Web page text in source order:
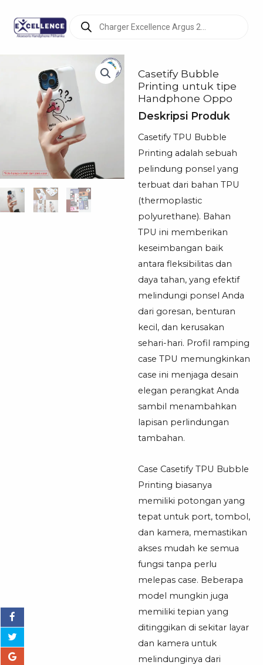
search
Casetify Bubble
Printing untuk tipe
Handphone Oppo
Deskripsi Produk
Casetify TPU Bubble
Printing adalah sebuah
pelindung ponsel yang
terbuat dari bahan TPU
(thermoplastic
polyurethane). Bahan
TPU ini memberikan
keseimbangan baik
antara fleksibilitas dan
daya tahan, yang efektif
melindungi ponsel Anda
dari goresan, benturan
kecil, dan kerusakan
sehari-hari. Profil ramping
case TPU memungkinkan
case ini menjaga desain
elegan perangkat Anda
sambil menambahkan
lapisan perlindungan
tambahan.
Case Casetify TPU Bubble
Printing biasanya
memiliki potongan yang
tepat untuk port, tombol,
dan kamera, memastikan
akses mudah ke semua
fungsi tanpa perlu
melepas case. Beberapa
model mungkin juga
memiliki tepian yang
ditinggikan di sekitar layar
dan kamera untuk
melindunginya dari